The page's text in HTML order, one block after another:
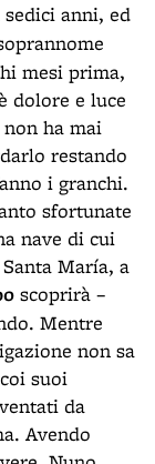
sedici anni, ed
mesi prima,
dolore e luce
ha mai
restando
i granchi.
sfortunate
nave di cui
María, a
scoprirà –
Mentre
non sa
suoi
da
Avendo